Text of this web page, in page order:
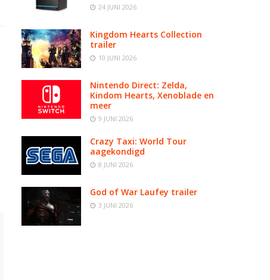
24 JUNI 2026
Kingdom Hearts Collection
trailer
10 JUNI 2026
Nintendo Direct: Zelda,
Kindom Hearts, Xenoblade en
meer
9 JUNI 2026
Crazy Taxi: World Tour
aagekondigd
8 JUNI 2026
God of War Laufey trailer
3 JUNI 2026